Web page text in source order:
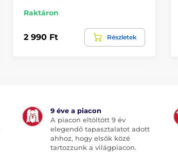
Raktáron
2 990 Ft Részletek
9 éve a piacon
A piacon eltöltött 9 év
elegendő tapasztalatot adott
ahhoz, hogy elsők közé
tartozzunk a világpiacon.